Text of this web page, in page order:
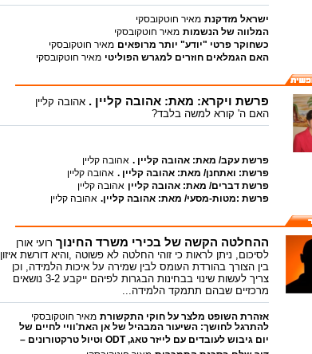
ישראל מזדקנת מאיר חוטקובסקי
המלווה של הנשמות מאיר חוטקובסקי
כשחוקר פרטי "יודע" יותר מרופאים מאיר חוטקובסקי
האם הגמלאים חוזרים למגרש הפוליטי מאיר חוטקובסקי
פרשת ויקרא: מאת: אהובה קליין . אהובה קליין
האם ה' קורא למשה בלבד?
פרשת עקב/ מאת: אהובה קליין . אהובה קליין
פרשת: ואתחנן/ מאת: אהובה קליין . אהובה קליין
פרשת דברים/ מאת: אהובה קליין אהובה קליין
פרשת :מטות-מסעי/ מאת: אהובה קליין. אהובה קליין
ההחלטה הקשה של בכירי משרד החינוך רועי אורן
לסיכום, ניתן לראות כי זוהי החלטה לא פשוטה ,והיא דורשת איזון
בין הצורך בהורדת העומס לבין שמירה על איכות הלמידה, וכן
צריך לעשות שינוי בבחינות הבגרות לפיהם ייקבע 3-2 נושאים
מרכזיים שבהם תתמקד הלמידה...
אזהרת השופט מלצר על חוקי התקשורת מאיר חוטקובסקי
להתרגל לחושך: השיעור המבהיל של אן האת'וויי לחיים של
כולנו רועי אורן
יום גיבוש לעובדים עם לייזר טאג, ODT וטיול טרקטורונים –